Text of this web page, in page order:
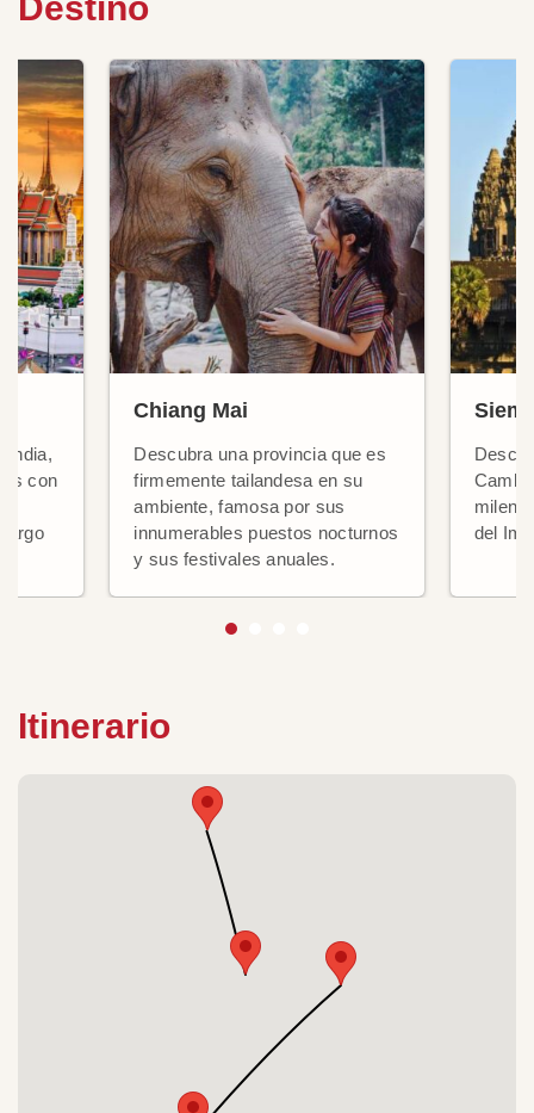
con
Chiang Mai
Descubra una provincia que es
firmemente tailandesa en su
ambiente, famosa por sus
innumerables puestos nocturnos
y sus festivales anuales.
Siem
del
Itinerario